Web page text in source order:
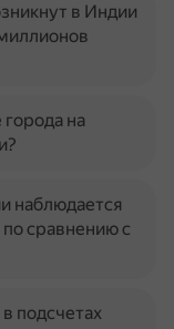
в Индии
на
наблюдается
по сравнению с
подсчетах